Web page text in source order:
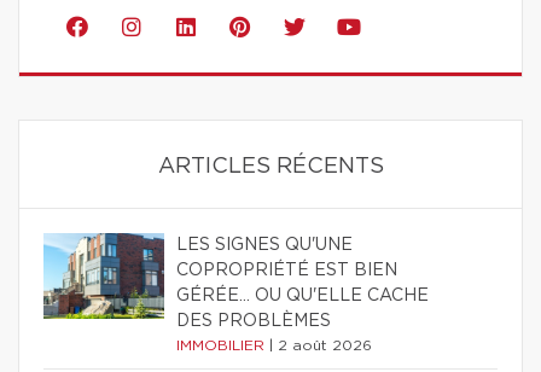
ARTICLES RÉCENTS
LES SIGNES QU'UNE
COPROPRIÉTÉ EST BIEN
GÉRÉE… OU QU'ELLE CACHE
DES PROBLÈMES
IMMOBILIER 2 août 2026